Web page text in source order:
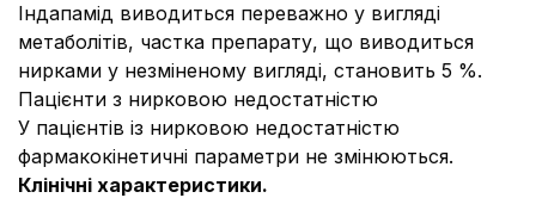
Індапамід виводиться переважно у вигляді
метаболітів, частка препарату, що виводиться
нирками у незміненому вигляді, становить 5 %.
Пацієнти з нирковою недостатністю
У пацієнтів із нирковою недостатністю
фармакокінетичні параметри не змінюються.
Клінічні характеристики.